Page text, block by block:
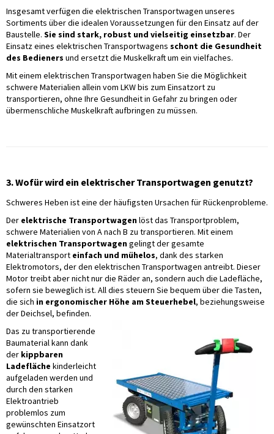
Insgesamt verfügen die elektrischen Transportwagen unseres
Sortiments über die idealen Voraussetzungen für den Einsatz auf der
Baustelle. Sie sind stark, robust und vielseitig einsetzbar. Der
Einsatz eines elektrischen Transportwagens schont die Gesundheit
des Bedieners und ersetzt die Muskelkraft um ein vielfaches.
Mit einem elektrischen Transportwagen haben Sie die Möglichkeit
schwere Materialien allein vom LKW bis zum Einsatzort zu
transportieren, ohne Ihre Gesundheit in Gefahr zu bringen oder
übermenschliche Muskelkraft aufbringen zu müssen.
3. Wofür wird ein elektrischer Transportwagen genutzt?
Schweres Heben ist eine der häufigsten Ursachen für Rückenprobleme.
Der elektrische Transportwagenlöst das Transportproblem,
schwere Materialien von A nach B zu transportieren. Mit einem
elektrischen Transportwagengelingt der gesamte
Materialtransport einfach und mühelos, dank des starken
Elektromotors, der den elektrischen Transportwagen antreibt. Dieser
Motor treibt aber nicht nur die Räder an, sondern auch die Ladefläche,
sofern sie beweglich ist. All dies steuern Sie bequem über die Tasten,
die sich in ergonomischer Höhe am Steuerhebel, beziehungsweise
der Deichsel, befinden.
Das zu transportierende
Baumaterial kann dank
der kippbaren
Ladefläche kinderleicht
aufgeladen werden und
durch den starken
Elektroantrieb
problemlos zum
gewünschten Einsatzort